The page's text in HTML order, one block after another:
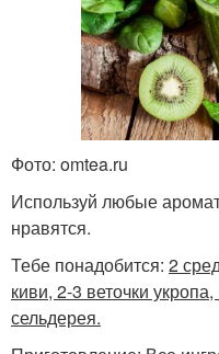
Фото: omtea.ru
Используй любые
нравятся.
Тебе понадобится: 2
киви, 2-3 веточки
сельдерея.